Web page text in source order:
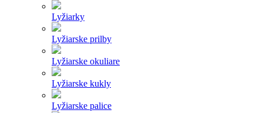
Lyžiarky
Lyžiarske prilby
Lyžiarske okuliare
Lyžiarske kukly
Lyžiarske palice